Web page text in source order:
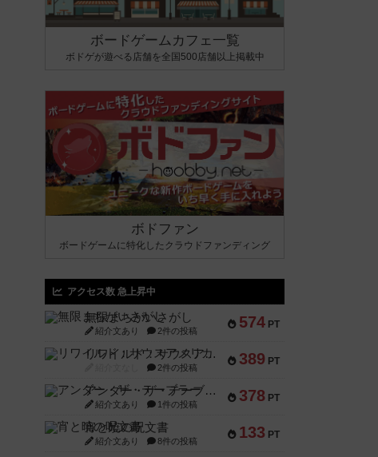
ボードゲームカフェ一覧
ボドゲが遊べる店舗を全国500店舗以上掲載中
ボドファン
ボードゲームに特化したクラウドファンディング
アクセス数 急上昇中
574 PT
無限まちがいさがし
紹介文あり 2件の投稿
389 PT
リワイルド：サウスアメリカ
2件の投稿
378 PT
アンダー・ザ・テーブラー
紹介文あり 1件の投稿
133 PT
宵と暁の呪文書
紹介文あり 8件の投稿